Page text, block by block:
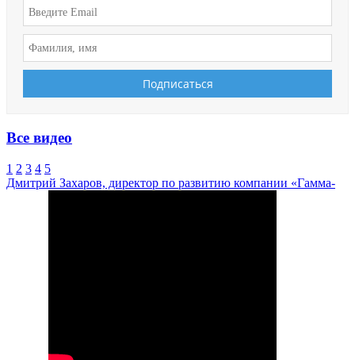
Все видео
1 2 3 4 5
Дмитрий Захаров, директор по развитию компании «Гамма-